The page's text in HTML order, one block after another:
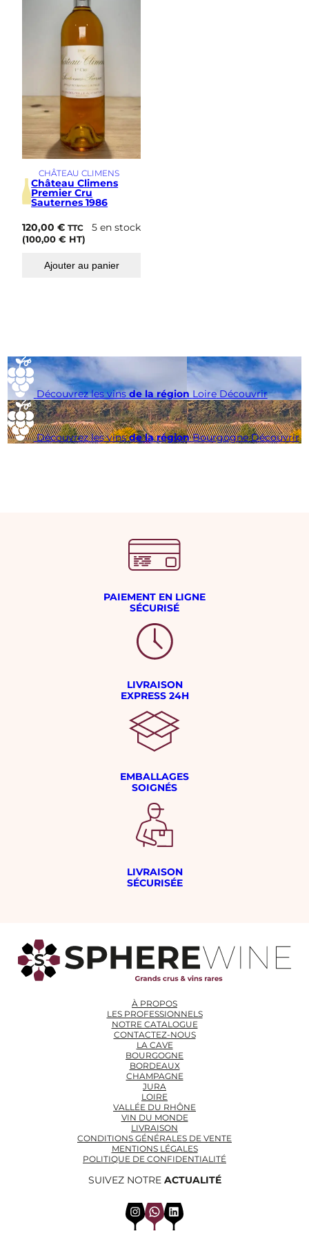
CHÂTEAU CLIMENS
Château Climens
Premier Cru
Sauternes 1986
120,00€ TTC
(100,00€ HT)
5 en stock
Ajouter au panier
Découvrez les vins de la région Loire Découvrir
Découvrez les vins de la régionBourgogne Découvrir
PAIEMENT EN LIGNE
SÉCURISÉ
LIVRAISON
EXPRESS 24H
EMBALLAGES
SOIGNÉS
LIVRAISON
SÉCURISÉE
À PROPOS
LES PROFESSIONNELS
NOTRE CATALOGUE
CONTACTEZ-NOUS
LA CAVE
BOURGOGNE
BORDEAUX
CHAMPAGNE
JURA
LOIRE
VALLÉE DU RHÔNE
VIN DU MONDE
LIVRAISON
CONDITIONS GÉNÉRALES DE VENTE
MENTIONS LÉGALES
POLITIQUE DE CONFIDENTIALITÉ
SUIVEZ NOTRE ACTUALITÉ
InstagramWhatsApp LinkedIn